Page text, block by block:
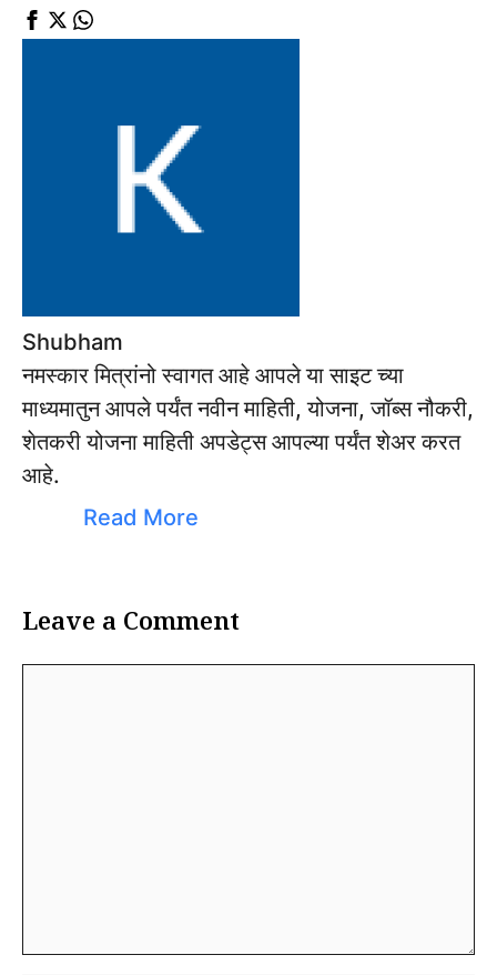
Shubham
नमस्कार मित्रांनो स्वागत आहे आपले या साइट च्या
माध्यमातुन आपले पर्यंत नवीन माहिती, योजना, जॉब्स नौकरी,
शेतकरी योजना माहिती अपडेट्स आपल्या पर्यंत शेअर करत
आहे.
Read More
Leave a Comment